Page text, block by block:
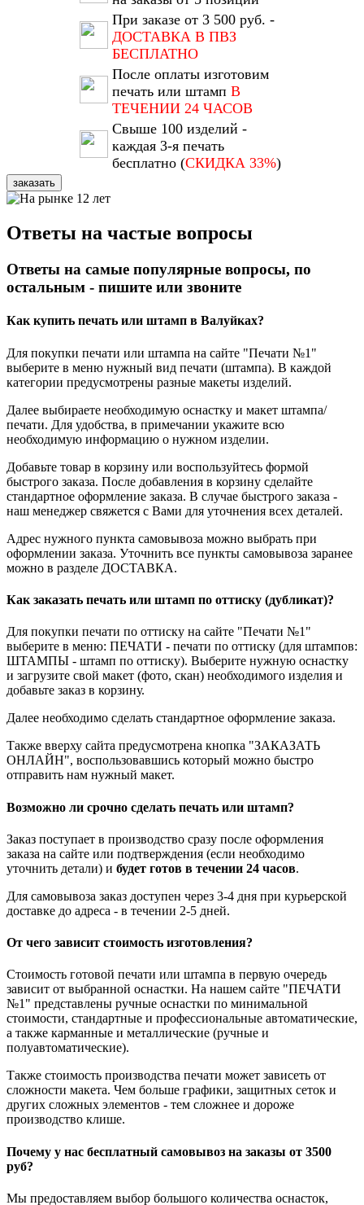
При заказе от 3 500 руб. -
ДОСТАВКА В ПВЗ
БЕСПЛАТНО
После оплаты изготовим
печать или штамп В
ТЕЧЕНИИ 24 ЧАСОВ
Свыше 100 изделий -
каждая 3-я печать
бесплатно (СКИДКА 33%)
заказать
Ответы на частые вопросы
Ответы на самые популярные вопросы, по
остальным - пишите или звоните
Как купить печать или штамп в Валуйках?
Для покупки печати или штампа на сайте "Печати №1"
выберите в меню нужный вид печати (штампа). В каждой
категории предусмотрены разные макеты изделий.
Далее выбираете необходимую оснастку и макет штампа/
печати. Для удобства, в примечании укажите всю
необходимую информацию о нужном изделии.
Добавьте товар в корзину или воспользуйтесь формой
быстрого заказа. После добавления в корзину сделайте
стандартное оформление заказа. В случае быстрого заказа -
наш менеджер свяжется с Вами для уточнения всех деталей.
Адрес нужного пункта самовывоза можно выбрать при
оформлении заказа. Уточнить все пункты самовывоза заранее
можно в разделе ДОСТАВКА.
Как заказать печать или штамп по оттиску (дубликат)?
Для покупки печати по оттиску на сайте "Печати №1"
выберите в меню: ПЕЧАТИ - печати по оттиску (для штампов:
ШТАМПЫ - штамп по оттиску). Выберите нужную оснастку
и загрузите свой макет (фото, скан) необходимого изделия и
добавьте заказ в корзину.
Далее необходимо сделать стандартное оформление заказа.
Также вверху сайта предусмотрена кнопка "ЗАКАЗАТЬ
ОНЛАЙН", воспользовавшись который можно быстро
отправить нам нужный макет.
Возможно ли срочно сделать печать или штамп?
Заказ поступает в производство сразу после оформления
заказа на сайте или подтверждения (если необходимо
уточнить детали) и будет готов в течении 24 часов.
Для самовывоза заказ доступен через 3-4 дня при курьерской
доставке до адреса - в течении 2-5 дней.
От чего зависит стоимость изготовления?
Стоимость готовой печати или штампа в первую очередь
зависит от выбранной оснастки. На нашем сайте "ПЕЧАТИ
№1" представлены ручные оснастки по минимальной
стоимости, стандартные и профессиональные автоматические,
а также карманные и металлические (ручные и
полуавтоматические).
Также стоимость производства печати может зависеть от
сложности макета. Чем больше графики, защитных сеток и
других сложных элементов - тем сложнее и дороже
производство клише.
Почему у нас бесплатный самовывоз на заказы от 3500
руб?
Мы предоставляем выбор большого количества оснасток,